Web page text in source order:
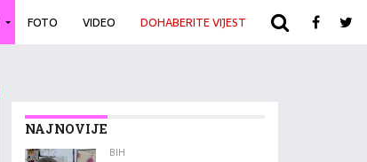
FOTO VIDEO DOHABERITE VIJEST ARHIVA
NAJNOVIJE
BIH